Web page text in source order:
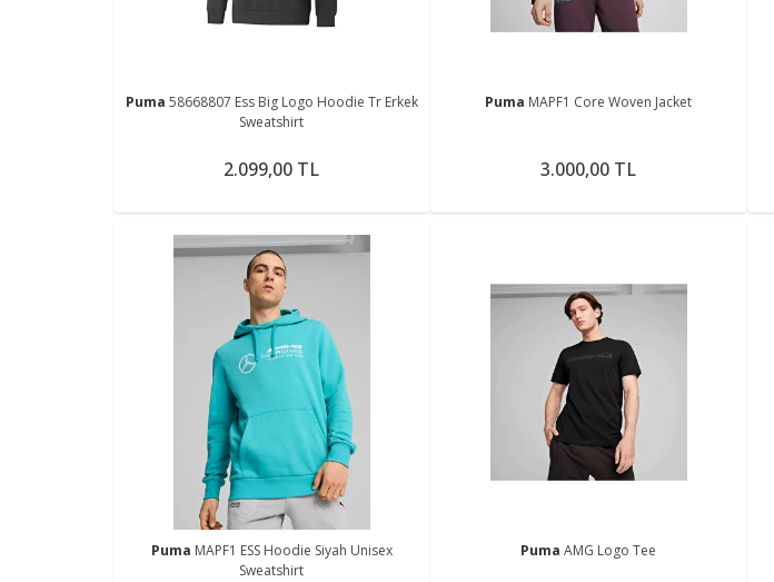
Puma 58668807 Ess Big Logo Hoodie Tr Erkek
Sweatshirt
2.099,00 TL
Puma MAPF1 Core Woven Jacket
3.000,00 TL
Puma MAPF1 ESS Hoodie Siyah Unisex
Sweatshirt
PumaAMG Logo Tee